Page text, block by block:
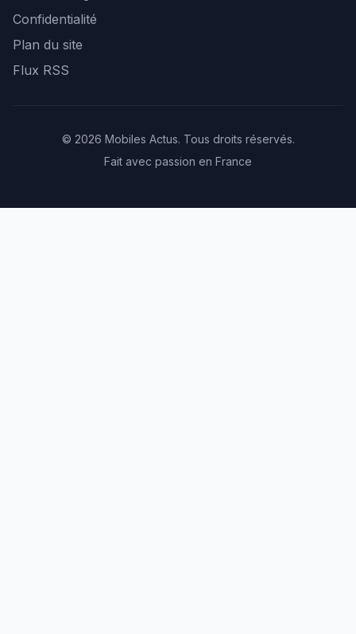
Confidentialité
Plan du site
Flux RSS
© 2026 Mobiles Actus. Tous droits réservés.
Fait avec passion en France